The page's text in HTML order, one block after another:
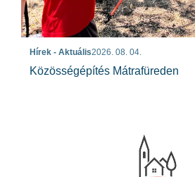
Hírek - Aktuális2026. 08. 04.
Közösségépítés Mátrafüreden